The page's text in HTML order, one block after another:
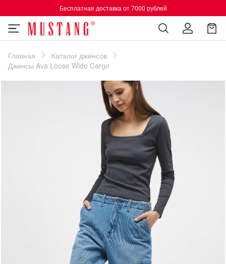
Бесплатная доставка от 7000 рублей
Главная
Каталог джинсов
Джинсы Ava Loose Wide Cargo